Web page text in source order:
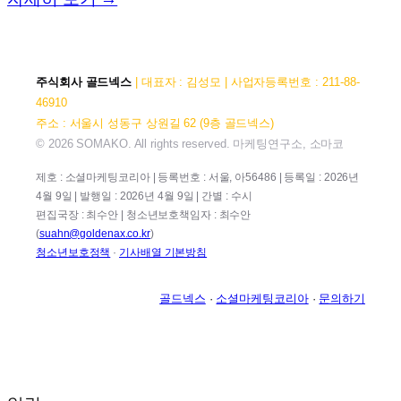
주식회사 골드넥스 | 대표자 : 김성모 | 사업자등록번호 : 211-88-
46910
주소 : 서울시 성동구 상원길 62 (9층 골드넥스)
© 2026 SOMAKO. All rights reserved. 마케팅연구소, 소마코
제호 : 소셜마케팅코리아 | 등록번호 : 서울, 아56486 | 등록일 : 2026년
4월 9일 | 발행일 : 2026년 4월 9일 | 간별 : 수시
편집국장 : 최수안 | 청소년보호책임자 : 최수안
(suahn@goldenax.co.kr)
청소년보호정책 · 기사배열 기본방침
골드넥스 · 소셜마케팅코리아· 문의하기